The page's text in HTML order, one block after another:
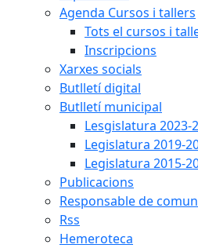
Agenda Cursos i tallers
Tots el cursos i
Inscripcions
Xarxes socials
Butlletí digital
Butlletí municipal
Lesgislatura 2023-
Legislatura 2019-
Legislatura 2015-
Publicacions
Responsable de
Rss
Hemeroteca